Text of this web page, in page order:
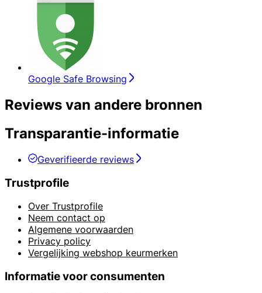
Google Safe Browsing
Reviews van andere bronnen
Transparantie-informatie
Geverifieerde reviews
Trustprofile
Over Trustprofile
Neem contact op
Algemene voorwaarden
Privacy policy
Vergelijking webshop keurmerken
Informatie voor consumenten